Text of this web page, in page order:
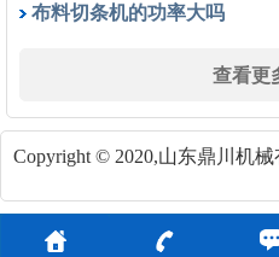
布料切条机的功率大吗
查看更
Copyright © 2020,山东鼎川机械